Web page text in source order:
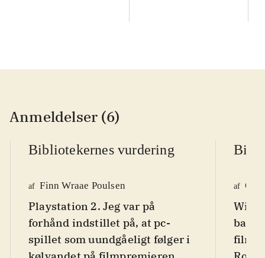
Anmeldelser (6)
Bibliotekernes vurdering
af Finn Wraae Poulsen
Playstation 2. Jeg var på
forhånd indstillet på, at pc-
spillet som uundgåeligt følger i
af Ole
Wii.
film.